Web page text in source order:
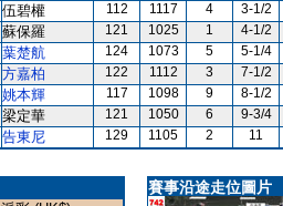
伍碧權 112 1117 4 3-1/2
蘇保羅 121 1025 1 4-1/2
葉楚航 124 1073 5 5-1/4
方嘉柏 122 1112 3 7-1/2
姚本輝 117 1098 9 8-1/2
梁定華 121 1050 6 9-3/4
告東尼 129 1105 2 11
賽事沿途走位圖片